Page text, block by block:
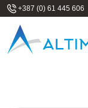
Skip to content
+387 (0) 61 445 606